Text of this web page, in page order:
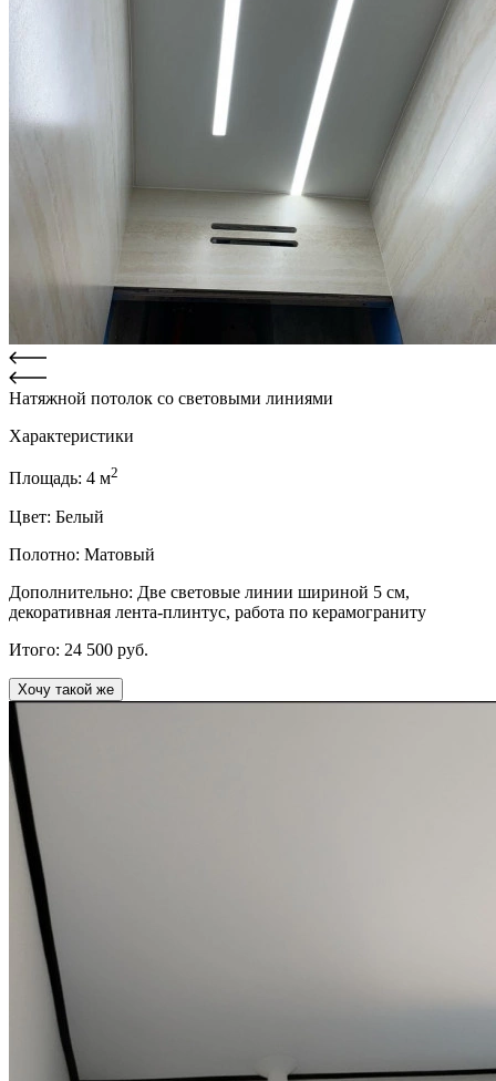
Натяжной потолок со световыми линиями
Характеристики
Площадь: 4 м2
Цвет: Белый
Полотно: Матовый
Дополнительно: Две световые линии шириной 5 см,
декоративная лента-плинтус, работа по керамограниту
Итого: 24 500 руб.
Хочу такой же